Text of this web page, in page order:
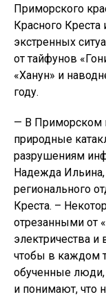
Приморского
Красного
экстренных
от тайфунов
«Ханун» и
году.
— В Приморском
природные
разрушениям
Надежда
регионального
Креста. –
отрезанными от
электричества
чтобы в каждом
обученные люди,
и понимают, что